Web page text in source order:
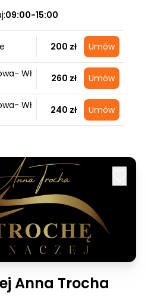
09:00-15:00
200 zł Umów
Wł
260 zł Umów
Wł
240 zł Umów
Anna Trocha